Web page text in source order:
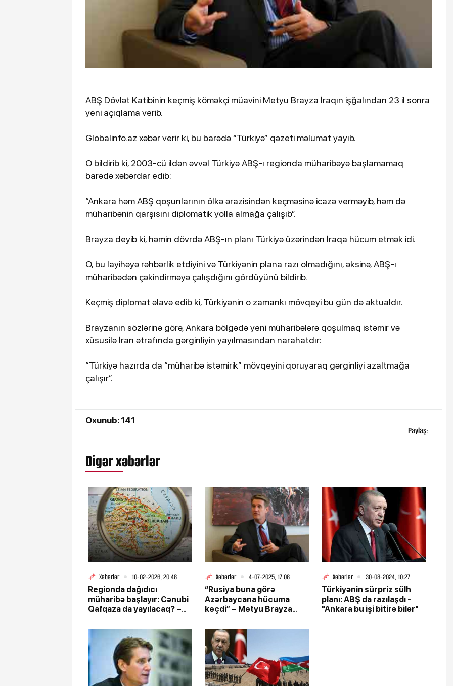
ABŞ Dövlət Katibinin keçmiş köməkçi müavini Metyu Brayza İraqın işğalından 23 il sonra
yeni açıqlama verib.
Globalinfo.az xəbər verir ki, bu barədə “Türkiyə” qəzeti məlumat yayıb.
O bildirib ki, 2003-cü ildən əvvəl Türkiyə ABŞ-ı regionda müharibəyə başlamamaq
barədə xəbərdar edib:
“Ankara həm ABŞ qoşunlarının ölkə ərazisindən keçməsinə icazə verməyib, həm də
müharibənin qarşısını diplomatik yolla almağa çalışıb”.
Brayza deyib ki, həmin dövrdə ABŞ-ın planı Türkiyə üzərindən İraqa hücum etmək idi.
O, bu layihəyə rəhbərlik etdiyini və Türkiyənin plana razı olmadığını, əksinə, ABŞ-ı
müharibədən çəkindirməyə çalışdığını gördüyünü bildirib.
Keçmiş diplomat əlavə edib ki, Türkiyənin o zamankı mövqeyi bu gün də aktualdır.
Brayzanın sözlərinə görə, Ankara bölgədə yeni müharibələrə qoşulmaq istəmir və
xüsusilə İran ətrafında gərginliyin yayılmasından narahatdır:
“Türkiyə hazırda da “müharibə istəmirik” mövqeyini qoruyaraq gərginliyi azaltmağa
çalışır”.
Oxunub: 141
Paylaş:
Digər xəbərlər
Xəbərlər
10-02-2026, 20:48
Regionda dağıdıcı
müharibə başlayır: Cənubi
Qafqaza da yayılacaq? –
açır
Xəbərlər
4-07-2025, 17:08
“Rusiya buna görə
Azərbaycana hücuma
keçdi” – Metyu Brayza
Xəbərlər
30-08-2024, 10:27
Türkiyənin sürpriz sülh
planı: ABŞ da razılaşdı -
"Ankara bu işi bitirə bilər"